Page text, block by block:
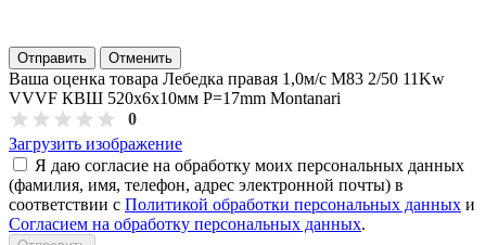
Отправить Отменить
Ваша оценка товара Лебедка правая 1,0м/с M83 2/50 11Kw
VVVF КВШ 520х6x10мм P=17mm Montanari
0
Загрузить изображение
Я даю согласие на обработку моих персональных данных
(фамилия, имя, телефон, адрес электронной почты) в
соответствии с Политикой обработки персональных данных и
Согласием на обработку персональных данных.